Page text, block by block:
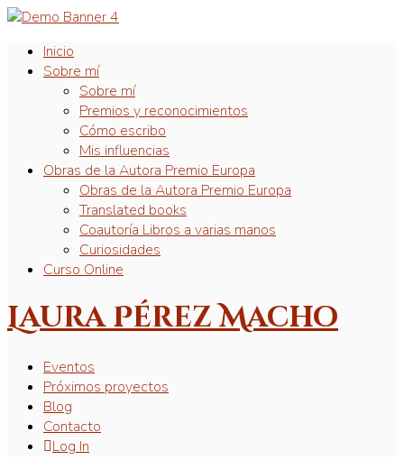
Inicio
Sobre mí
Sobre mí
Premios y reconocimientos
Cómo escribo
Mis influencias
Obras de la Autora Premio Europa
Obras de la Autora Premio Europa
Translated books
Coautoría Libros a varias manos
Curiosidades
Curso Online
Laura Pérez Macho
Eventos
Próximos proyectos
Blog
Contacto
Log In